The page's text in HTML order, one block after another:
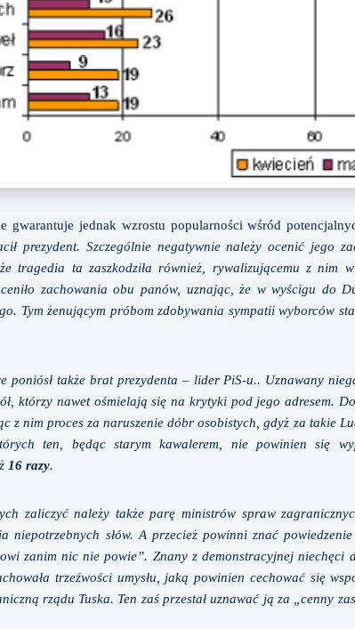
gwarantuje jednak wzrostu popularności wśród
prezydent. Szczególnie negatywnie należy ocenić jego
tragedia ta zaszkodziła również, rywalizującemu z nim
zachowania obu panów, uznając, że w wyścigu do
Tym żenującym próbom zdobywania sympatii wyborców
poniósł także brat prezydenta – lider PiS-u.. Uznawany
którzy nawet ośmielają się na krytyki pod jego adresem. Do
z nim proces za naruszenie dóbr osobistych, gdyż za takie
ten, będąc starym kawalerem, nie powinien się
16 razy.
zaliczyć należy także parę ministrów spraw
niepotrzebnych słów. A przecież powinni znać
zanim nic nie powie”. Znany z demonstracyjnej niechęci
trzeźwości umysłu, jaką powinien cechować się
rządu Tuska. Ten zaś przestał uznawać ją za „cenny